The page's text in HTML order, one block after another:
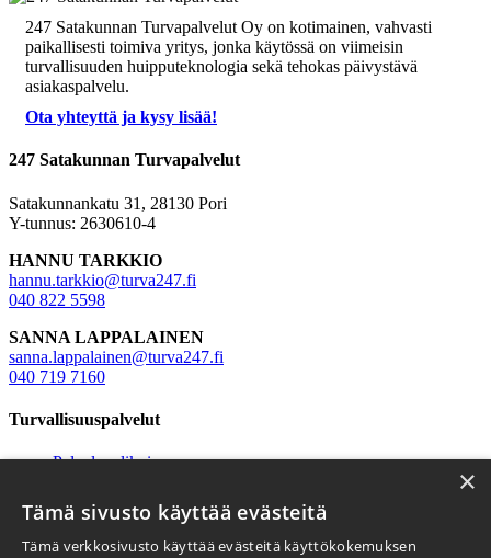
247 Satakunnan Turvapalvelut Oy on kotimainen, vahvasti
paikallisesti toimiva yritys, jonka käytössä on viimeisin
turvallisuuden huipputeknologia sekä tehokas päivystävä
asiakaspalvelu.
Ota yhteyttä ja kysy lisää!
247 Satakunnan Turvapalvelut
Satakunnankatu 31, 28130 Pori
Y-tunnus: 2630610-4
HANNU TARKKIO
hannu.tarkkio@turva247.fi
040 822 5598
SANNA LAPPALAINEN
sanna.lappalainen@turva247.fi
040 719 7160
Turvallisuuspalvelut
Palveluvalikoimamme
Piirivartiointi
Turvatekniikka
Myymäläturvallisuus
×
Tämä sivusto käyttää evästeitä
Tämä verkkosivusto käyttää evästeitä käyttökokemuksen